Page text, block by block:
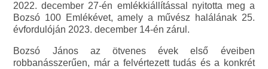
2022. december 27-én emlékkiállítással nyitotta meg a
Bozsó 100 Emlékévet, amely a művész halálának 25.
évfordulóján 2023. december 14-én zárul.
Bozsó János az ötvenes évek első éveiben
robbanásszerűen, már a felvértezett tudás és a konkrét